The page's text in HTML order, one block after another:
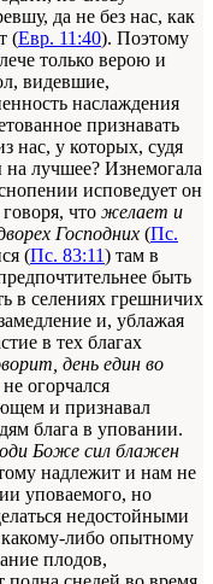
да не без нас, как
(Евр. 11:40). Поэтому
только верою и
видевшие,
наслаждения
признавать
нас, у которых, судя
лучшее? Изнемогала
исповедует он
что желает и
Господних (Пс.
(Пс. 83:11) там в
быть
в селениях грешничих
и, ублажая
в тех благах
день един во
огорчался
и признавал
блага в уповании.
Боже сил блажен
надлежит и нам не
уповаемого, но
недостойными
либо опытному
плодов,